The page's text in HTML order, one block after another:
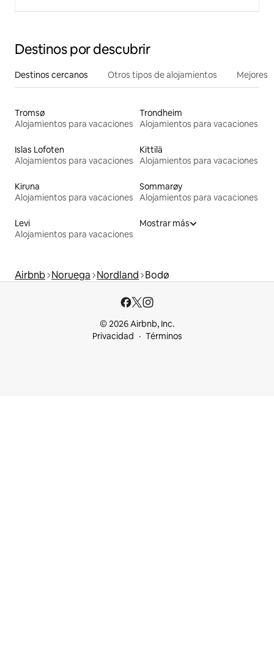
Destinos por descubrir
Destinos cercanos Otros tipos de alojamientos Mejores
Tromsø
Alojamientos para vacaciones
Trondheim
Alojamientos para vacaciones
Islas Lofoten
Alojamientos para vacaciones
Kittilä
Alojamientos para vacaciones
Kiruna
Alojamientos para vacaciones
Sommarøy
Alojamientos para vacaciones
Levi
Alojamientos para vacaciones
Mostrar más
Airbnb Noruega Nordland Bodø
© 2026 Airbnb, Inc.
Privacidad
Términos